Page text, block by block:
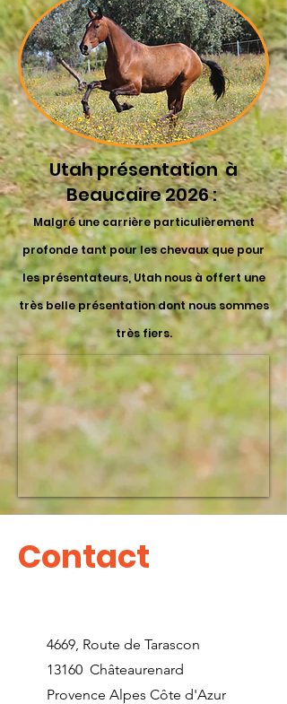
Utah présentation à
Beaucaire 2026 :
Malgré une carrière particulièrement
profonde tant pour les chevaux que pour
les présentateurs, Utah nous à offert une
très belle présentation dont nous sommes
très fiers.
Contact
4669, Route de Tarascon
13160 Châteaurenard
Provence Alpes Côte d'Azur